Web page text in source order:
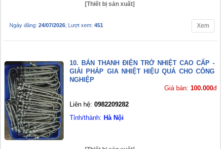
[Thiết bị sản xuất]
Ngày đăng: 24/07/2026; Lượt xem: 451 Xem
10. BÁN THANH ĐIỆN TRỞ NHIỆT CAO CẤP -
GIẢI PHÁP GIA NHIỆT HIỆU QUẢ CHO CÔNG
NGHIỆP
Giá bán: 100.000đ
Liên hệ: 0982209282
Tỉnh/thành: Hà Nội